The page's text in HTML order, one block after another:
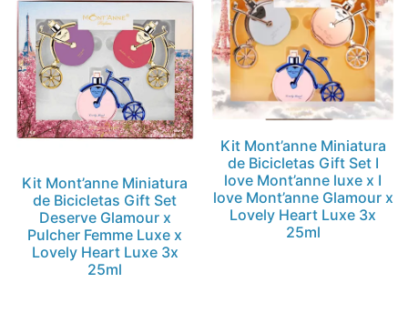
Kit Mont’anne Miniatura
de Bicicletas Gift Set
Deserve Glamour x
Pulcher Femme Luxe x
Lovely Heart Luxe 3x
25ml
Kit Mont’anne Miniatura
de Bicicletas Gift Set I
love Mont’anne luxe x I
love Mont’anne Glamour x
Lovely Heart Luxe 3x
25ml